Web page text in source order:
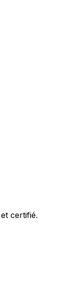
certifié.